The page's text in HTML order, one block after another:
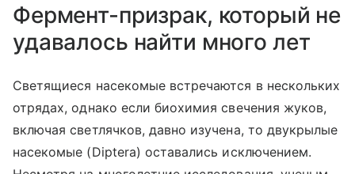
Фермент-призрак, который не
удавалось найти много лет
Светящиеся насекомые встречаются в нескольких
отрядах, однако если биохимия свечения жуков,
включая светлячков, давно изучена, то двукрылые
насекомые (Diptera) оставались исключением.